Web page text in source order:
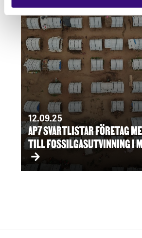
12.09.25
AP7 SVARTLISTAR FÖRETAG
TILL FOSSILGASUTVINNING I